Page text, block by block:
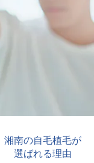
湘南の自毛植毛が
選ばれる理由